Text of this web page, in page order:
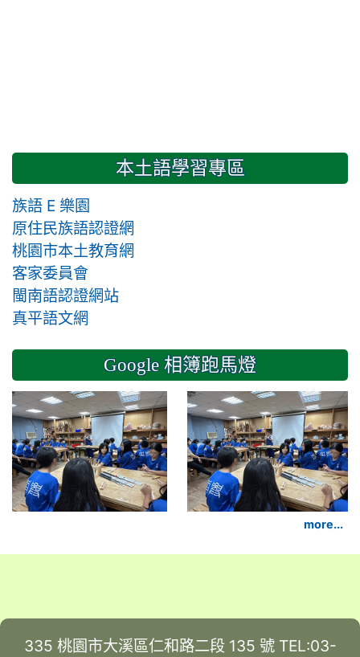
本土語學習專區
族語 E 樂園
原住民族語認證網
桃園市本土教育網
客家委員會
閩南語認證網站
真平語文網
Google 相簿跑馬燈
2024-11-14 六年級三和
more...
335 桃園市大溪區仁和路二段 135 號 TEL:03-